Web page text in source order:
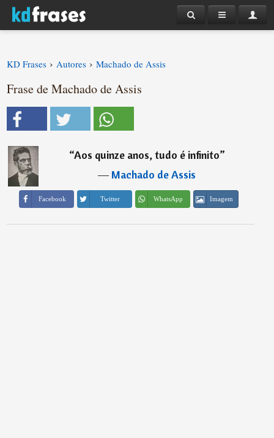
KD Frases › Autores › Machado de Assis
Frase de Machado de Assis
“Aos quinze anos, tudo é infinito”
―Machado de Assis
Facebook Twitter WhatsApp Imagem